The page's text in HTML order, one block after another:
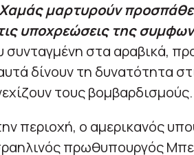
μαρτυρούν
υποχρεώσεις της
συνταγμένη στα αραβικά,
δίνουν τη δυνατότητα
τους βομβαρδισμούς.
περιοχή, ο αμερικανός
πρωθυπουργός